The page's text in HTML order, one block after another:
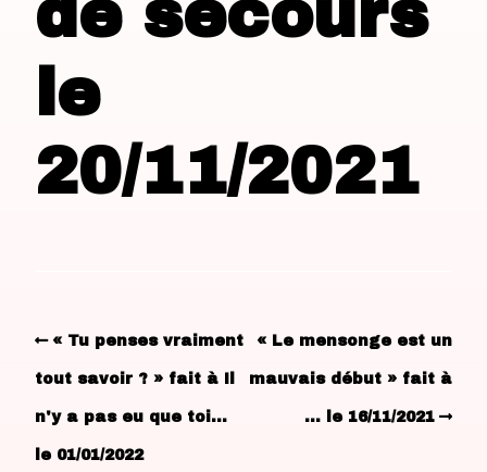
de secours
le
20/11/2021
« Tu penses vraiment
tout savoir ? » fait à Il
n'y a pas eu que toi…
le 01/01/2022
« Le mensonge est un
mauvais début » fait à
… le 16/11/2021